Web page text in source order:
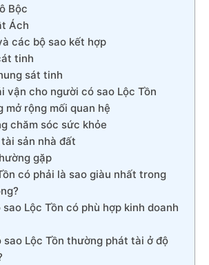
Bộc
Ách
các bộ sao kết hợp
tinh
sát tinh
vận cho người có sao Lộc Tồn
mở rộng mối quan hệ
chăm sóc sức khỏe
sản nhà đất
gặp
có phải là sao giàu nhất trong
Lộc Tồn có phù hợp kinh doanh
sao Lộc Tồn thường phát tài ở độ